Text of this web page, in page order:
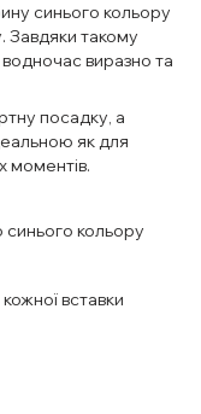
синього кольору
Завдяки такому
виразно та
посадку, а
як для
моментів.
синього кольору
вставки